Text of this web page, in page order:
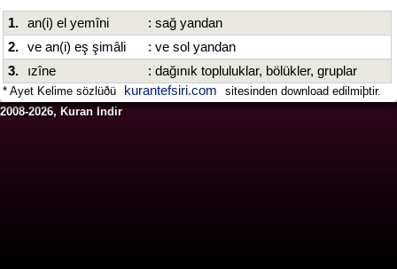
1. an(i) el yemîni
: sağ yandan
2.
ve an(i) eş şimâli
: ve sol yandan
3.
ızîne : dağınık topluluklar, bölükler, gruplar
* Ayet Kelime sözlüðü kurantefsiri.com
sitesinden download edilmiþtir.
2008-2026, Kuran Indir